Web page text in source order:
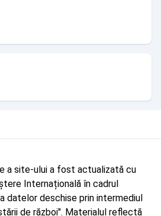
a site-ului a fost actualizată cu
Internațională în cadrul
datelor deschise prin intermediul
de război". Materialul reflectă